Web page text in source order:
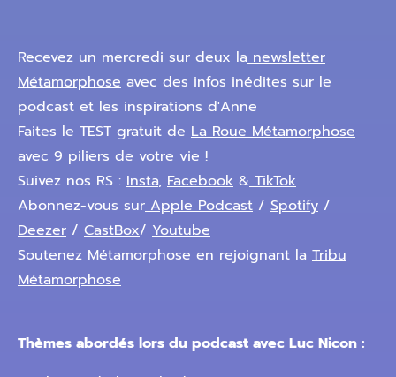
Recevez un mercredi sur deux la newsletter
Métamorphose avec des infos inédites sur le
podcast et les inspirations d'Anne
Faites le TEST gratuit de La Roue Métamorphose
avec 9 piliers de votre vie !
Suivez nos RS : Insta, Facebook &TikTok
Abonnez-vous surApple Podcast / Spotify /
Deezer / CastBox/ Youtube
Soutenez Métamorphose en rejoignant la Tribu
Métamorphose
Thèmes abordés lors du podcast avec Luc Nicon :